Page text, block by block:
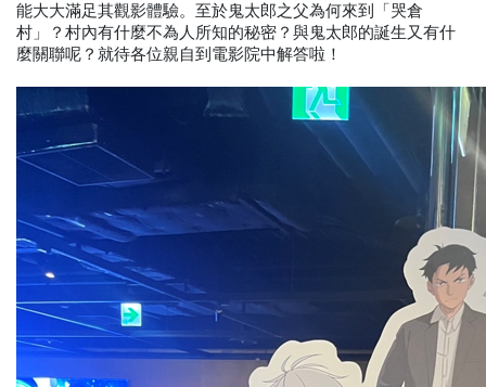
能大大滿足其觀影體驗。至於鬼太郎之父為何來到「哭倉
村」？村內有什麼不為人所知的秘密？與鬼太郎的誕生又有什
麼關聯呢？就待各位親自到電影院中解答啦！